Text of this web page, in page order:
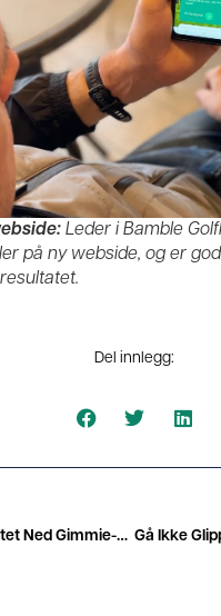
Leder i Bamble
på ny webside, og er
Del innlegg:
Har Du Lastet Ned Gimmie-Appen?